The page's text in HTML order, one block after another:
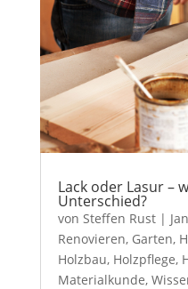
Lack oder Lasur –
Unterschied?
von Steffen Rust|
Renovieren, Garten,
Holzbau, Holzpflege,
Materialkunde,